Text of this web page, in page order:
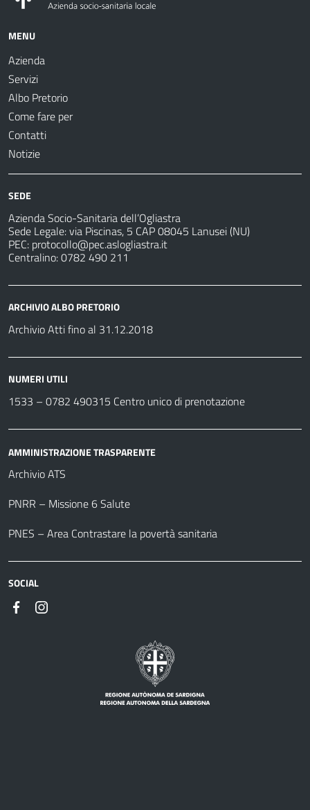
MENU
Azienda
Servizi
Albo Pretorio
Come fare per
Contatti
Notizie
SEDE
Azienda Socio-Sanitaria dell’Ogliastra
Sede Legale: via Piscinas, 5 CAP 08045 Lanusei (NU)
PEC: protocollo@pec.aslogliastra.it
Centralino: 0782 490 211
ARCHIVIO ALBO PRETORIO
Archivio Atti fino al 31.12.2018
NUMERI UTILI
1533 – 0782 490315 Centro unico di prenotazione
AMMINISTRAZIONE TRASPARENTE
Archivio ATS
PNRR – Missione 6 Salute
PNES – Area Contrastare la povertà sanitaria
SOCIAL